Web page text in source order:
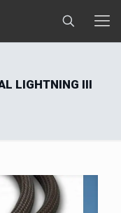
LIGHTNING III